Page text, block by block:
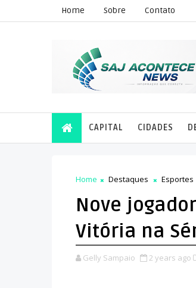
Home Sobre Contato
CAPITAL CIDADES
Home Destaques Esportes
Nove
Vitória na
Gelly Sampaio 2 years ago